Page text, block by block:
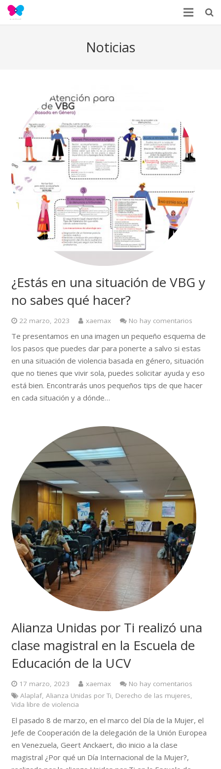
Noticias
¿Estás en una situación de VBG y
no sabes qué hacer?
22 marzo, 2023 xaemax No hay comentarios
Te presentamos en una imagen un pequeño esquema de
los pasos que puedes dar para ponerte a salvo si estas
en una situación de violencia basada en género, situación
que no tienes que vivir sola, puedes solicitar ayuda y eso
está bien. Encontrarás unos pequeños tips de que hacer
en cada situación y a dónde…
Alianza Unidas por Ti realizó una
clase magistral en la Escuela de
Educación de la UCV
17 marzo, 2023 xaemax
No hay comentarios
Alaplaf, Alianza Unidas por Ti, Derecho de las mujeres,
Vida libre de violencia
El pasado 8 de marzo, en el marco del Día de la Mujer, el
Jefe de Cooperación de la delegación de la Unión Europea
en Venezuela, Geert Anckaert, dio inicio a la clase
magistral ¿Por qué un Día Internacional de la Mujer?,